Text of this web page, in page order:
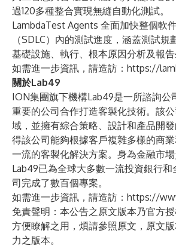
過120多種整合實現無縫自動化測試。
LambdaTest Agents 全面加快整個軟
（SDLC）內的測試進度，涵蓋測試規
基礎設施、執行、根本原因分析及報告
如需進一步資訊，請造訪： https://
關於Lab49
ION集團旗下機構Lab49是一所諮詢公
重要的公司合作打造客製化技術。該
域，並擁有綜合策略、設計和產品開
得該公司能夠根據客戶複雜多樣的商
一流的客製化解決方案。身為金融市
Lab49已為全球大多數一流投資銀行和
司完成了數百個專案。
如需進一步資訊，請造訪： https://
免責聲明：本公告之原文版本乃官方
方便瞭解之用，煩請參照原文，原文
力之版本。